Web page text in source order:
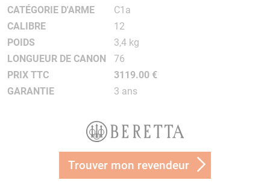
CATÉGORIE D'ARME
C1a
CALIBRE
12
POIDS
3,4 kg
LONGUEUR DE CANON
76
PRIX TTC
3119.00 €
GARANTIE
3 ans
Trouver mon revendeur